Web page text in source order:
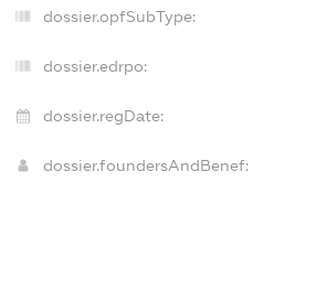
dossier.opfSubType:
dossier.edrpo:
dossier.regDate:
dossier.foundersAndBenef: